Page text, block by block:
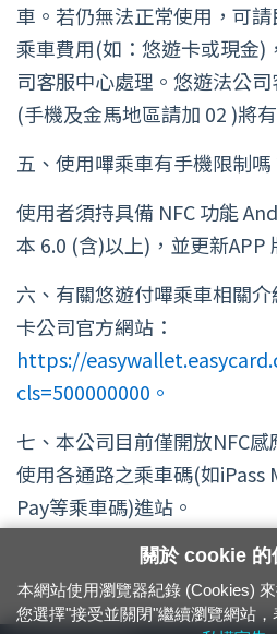
車。若仍無法正常使用，可
乘車費用(如：悠遊卡或現金)
司客服中心處理。悠遊法公
(手機及金馬地區請加 02 )將
五、使用嗶乘車有手機限制嗎
使用者須持具備 NFC 功能
本 6.0 (含)以上)，並更新APP
六、有關悠遊付嗶乘車相關
卡公司官方網站：
https://
cls=500000000。
七、本公司目前僅開放NFC
使用各通路之乘車碼(如iPass
Pay等乘車碼)進站。
關於 cookie 的
本網站使用瀏覽器紀錄 (Cookies)
您選擇"接受並關閉"繼續瀏覽網站